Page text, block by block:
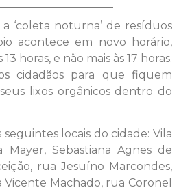
‘coleta noturna’ de resíduos
acontece em novo horário,
horas, e não mais às 17 horas.
cidadãos para que fiquem
lixos orgânicos dentro do
locais do cidade: Vila
Mayer, Sebastiana Agnes de
rua Jesuíno Marcondes,
Machado, rua Coronel